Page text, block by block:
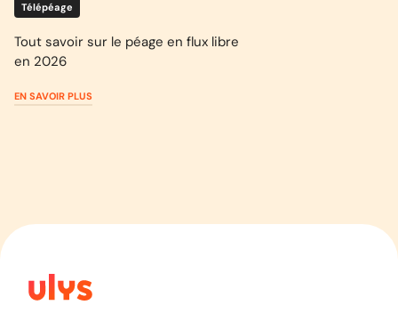
Télépéage
Tout savoir sur le péage en flux libre
en 2026
EN SAVOIR PLUS